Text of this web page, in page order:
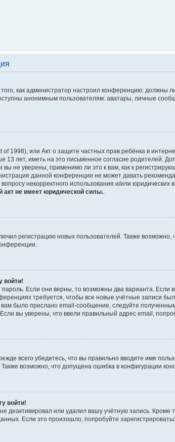
как администратор настроил конференцию:
анонимным пользователям: аватары, личные
of 1998), или Акт о защите частных прав ребёнка в
лет, иметь на это письменное согласие родителей.
не уверены, применимо ли это к вам, как к
данной конференции не может давать
некорректного использования и/или
акт не имеет юридической силы..
регистрацию новых пользователей. Также
войти!
Если они верны, то возможны два варианта. Если
требуется, чтобы все новые учётные записи
было прислано email-сообщение, следуйте
вы уверены, что ввели правильный адрес email,
всего убедитесь, что вы правильно вводите имя
возможно, что допущена ошибка в конфигурации
войти!
деактивировал или удалил вашу учётную запись.
Если это произошло, попробуйте